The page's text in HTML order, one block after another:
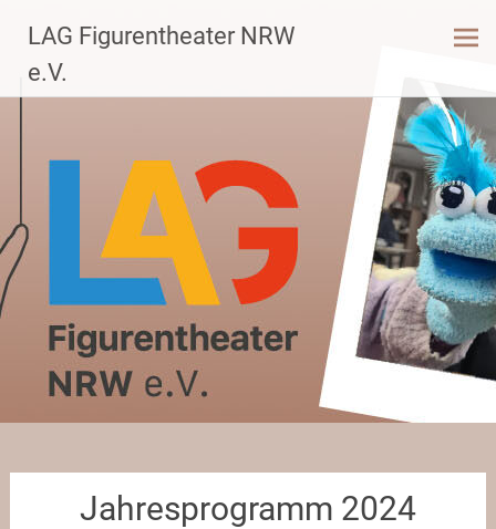
Inhalt
springen
LAG Figurentheater NRW
e.V.
Jahresprogramm 2024